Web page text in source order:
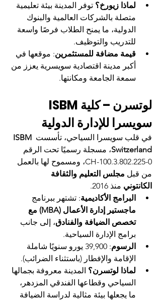
لماذا زيورخ؟ توفر المدينة بيئة تعليمية
متصلة بالشركات العالمية والبنوك
الدولية، ما يمنح الطلاب فرصًا واسعة
للتدريب والتوظيف.
قيمة مضافة للمستثمرين: موقعها في
أكبر مدينة اقتصادية سويسرية يعزز من
سمعة الجامعة ومكانتها.
سويسرا للإدارة الدولية
في قلب سويسرا السياحي، تأسست ISBM
Switzerland، مسجلة رسميًا تحت الرقم
CH-100.3.802.225-0، ومسموح لها بالعمل
من قبل مجلس التعليم والثقافة
الكانتوني منذ 2016.
البرامج الأكاديمية: تشتهر ببرنامج
ماجستير إدارة الأعمال (MBA) مع
تخصص الضيافة والفنادق، إلى جانب
برامج الإدارة السياحية.
الرسوم
: 39,900 يورو سنويًا شاملة
الإقامة والإفطار (باستثناء الضرائب).
لماذا لوتسرن؟ المدينة معروفة بجمالها
السياحي وقطاعها الفندقي المزدهر،
ما يجعلها بيئة مثالية لدراسة الضيافة